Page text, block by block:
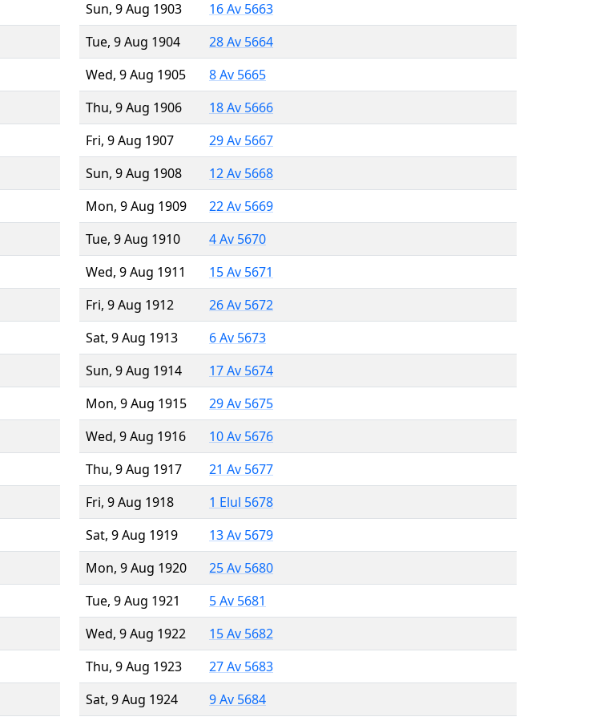
Sun, 9 Aug 1903
16 Av 5663
Tue, 9 Aug 1904
28 Av 5664
Wed, 9 Aug 1905
8 Av 5665
Thu, 9 Aug 1906
18 Av 5666
Fri, 9 Aug 1907
29 Av 5667
Sun, 9 Aug 1908
12 Av 5668
Mon, 9 Aug 1909
22 Av 5669
Tue, 9 Aug 1910
4 Av 5670
Wed, 9 Aug 1911
15 Av 5671
Fri, 9 Aug 1912
26 Av 5672
Sat, 9 Aug 1913
6 Av 5673
Sun, 9 Aug 1914
17 Av 5674
Mon, 9 Aug 1915
29 Av 5675
Wed, 9 Aug 1916
10 Av 5676
Thu, 9 Aug 1917
21 Av 5677
Fri, 9 Aug 1918
1 Elul 5678
Sat, 9 Aug 1919
13 Av 5679
Mon, 9 Aug 1920
25 Av 5680
Tue, 9 Aug 1921
5 Av 5681
Wed, 9 Aug 1922
15 Av 5682
Thu, 9 Aug 1923
27 Av 5683
Sat, 9 Aug 1924
9 Av 5684